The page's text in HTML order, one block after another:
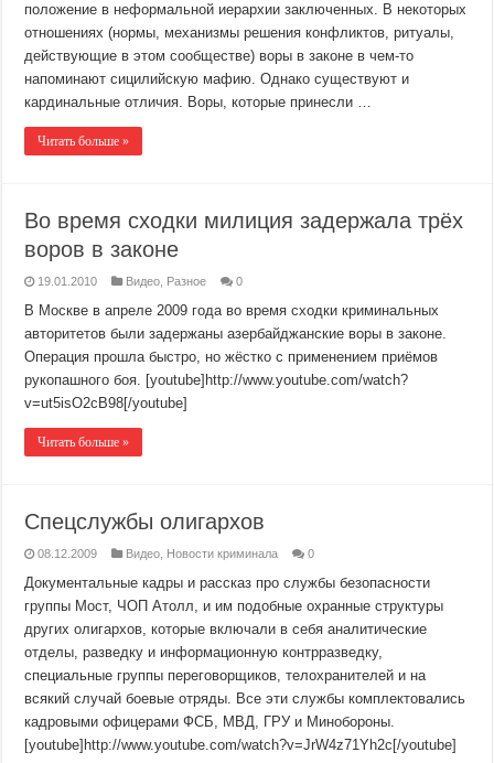
положение в неформальной иерархии заключенных. В некоторых
отношениях (нормы, механизмы решения конфликтов, ритуалы,
действующие в этом сообществе) воры в законе в чем-то
напоминают сицилийскую мафию. Однако существуют и
кардинальные отличия. Воры, которые принесли …
Читать больше »
Во время сходки милиция задержала трёх
воров в законе
19.01.2010 Видео Разное 0
В Москве в апреле 2009 года во время сходки криминальных
авторитетов были задержаны азербайджанские воры в законе.
Операция прошла быстро, но жёстко с применением приёмов
рукопашного боя. [youtube]http://www.youtube.com/watch?
v=ut5isO2cB98[/youtube]
Читать больше »
Спецслужбы олигархов
08.12.2009 Видео Новости криминала 0
Документальные кадры и рассказ про службы безопасности
группы Мост, ЧОП Атолл, и им подобные охранные структуры
других олигархов, которые включали в себя аналитические
отделы, разведку и информационную контрразведку,
специальные группы переговорщиков, телохранителей и на
всякий случай боевые отряды. Все эти службы комплектовались
кадровыми офицерами ФСБ, МВД, ГРУ и Минобороны.
[youtube]http://www.youtube.com/watch?v=JrW4z71Yh2c[/youtube]